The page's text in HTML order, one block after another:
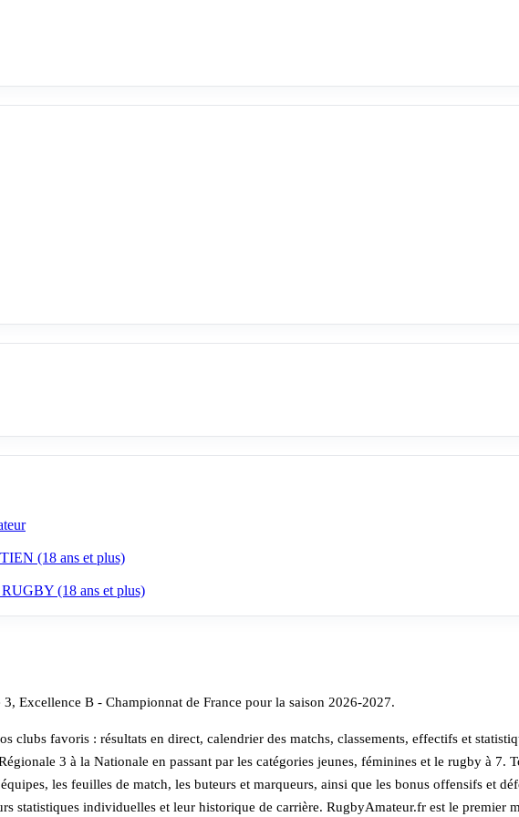
(18 ans et plus)
(18 ans et plus)
Excellence B - Championnat de France pour la saison 2026-2027.
clubs favoris : résultats en direct, calendrier des matchs, classements, effectifs et
3 à la Nationale en passant par les catégories jeunes, féminines et le rugby à 7.
les feuilles de match, les buteurs et marqueurs, ainsi que les bonus offensifs et
statistiques individuelles et leur historique de carrière. RugbyAmateur.fr est le